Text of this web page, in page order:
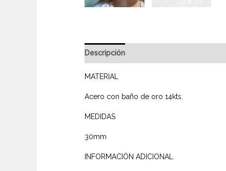
Descripción
MATERIAL
Acero con baño de oro 14kts.
MEDIDAS
30mm
INFORMACIÓN ADICIONAL